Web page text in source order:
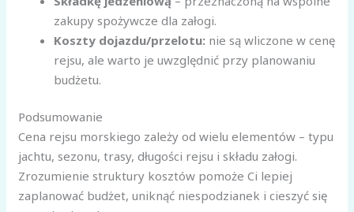
zakupy spożywcze dla załogi.
Koszty dojazdu/przelotu: nie są wliczone w cenę
rejsu, ale warto je uwzględnić przy planowaniu
budżetu.
Podsumowanie
Cena rejsu morskiego zależy od wielu elementów – typu
jachtu, sezonu, trasy, długości rejsu i składu załogi.
Zrozumienie struktury kosztów pomoże Ci lepiej
zaplanować budżet, uniknąć niespodzianek i cieszyć się